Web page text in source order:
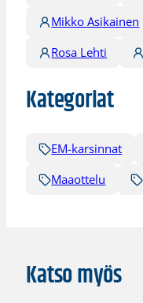
Mikko Asikainen
Rosa Lehti
Kategoriat
EM-karsinnat
Maaottelu
Katso myös